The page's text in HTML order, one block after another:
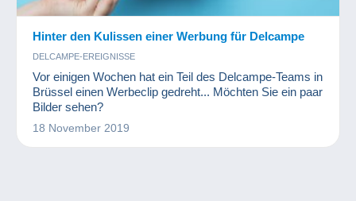
Hinter den Kulissen einer Werbung für Delcampe
DELCAMPE-EREIGNISSE
Vor einigen Wochen hat ein Teil des Delcampe-Teams in
Brüssel einen Werbeclip gedreht... Möchten Sie ein paar
Bilder sehen?
18 November 2019